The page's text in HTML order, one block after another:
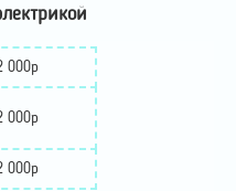
000р
000р
000р